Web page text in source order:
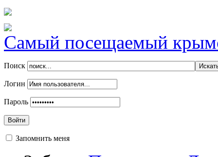
Самый посещаемый
Поиск
Логин
Пароль
Войти
Запомнить меня